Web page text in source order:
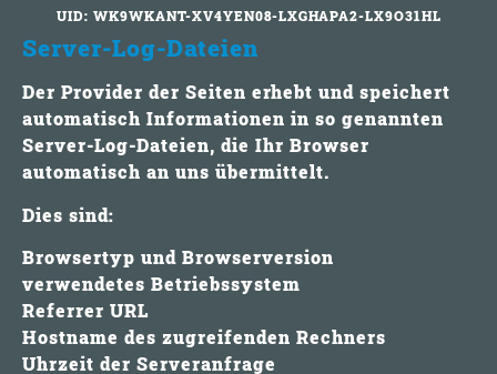
UID: WK9WKANT-XV4YEN08-LXGHAPA2-LX9O31HL
Server-Log-Dateien
Der Provider der Seiten erhebt und speichert
automatisch Informationen in so genannten
Server-Log-Dateien, die Ihr Browser
automatisch an uns übermittelt.
Dies sind:
Browsertyp und Browserversion
verwendetes Betriebssystem
Referrer URL
Hostname des zugreifenden Rechners
Uhrzeit der Serveranfrage